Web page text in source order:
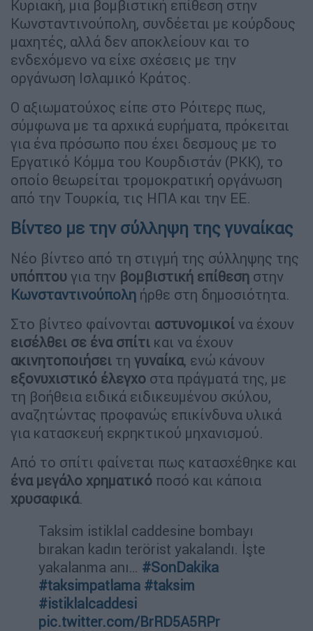
Κυριακή, μια βομβιστική επίθεση στην
Κωνσταντινούπολη, συνδέεται με κούρδους
μαχητές, αλλά δεν αποκλείουν και το
ενδεχόμενο να είχε σχέσεις με την
οργάνωση Ισλαμικό Κράτος.
Ο αξιωματούχος είπε στο Ρόιτερς πως,
σύμφωνα με τα αρχικά ευρήματα, πρόκειται
για ένα πρόσωπο που έχει δεσμους με το
Εργατικό Κόμμα του Κουρδιστάν (PKK), το
οποίο θεωρείται τρομοκρατική οργάνωση
από την Τουρκία, τις ΗΠΑ και την ΕΕ.
Βίντεο με την σύλληψη της γυναίκας
Νέο βίντεο από τη στιγμή της σύλληψης της
υπόπτου για την βομβιστική επίθεση στην
Κωνσταντινούπολη ήρθε στη δημοσιότητα.
Στο βίντεο φαίνονται αστυνομικοί να έχουν
εισέλθει σε ένα σπίτι και να έχουν
ακινητοποιήσει τη γυναίκα, ενώ κάνουν
εξονυχιστικό έλεγχο στα πράγματά της, με
τη βοήθεια ειδικά ειδικευμένου σκύλου,
αναζητώντας προφανώς επικίνδυνα υλικά
για κατασκευή εκρηκτικού μηχανισμού.
Από το σπίτι φαίνεται πως κατασχέθηκε και
ένα μεγάλο χρηματικό ποσό και κάποια
χρυσαφικά.
Taksim istiklal caddesine bombayı
bırakan kadın terörist yakalandı. İşte
yakalanma anı… #SonDakika
#taksimpatlama #taksim
#istiklalcaddesi
pic.twitter.com/BrRD5A5RPr